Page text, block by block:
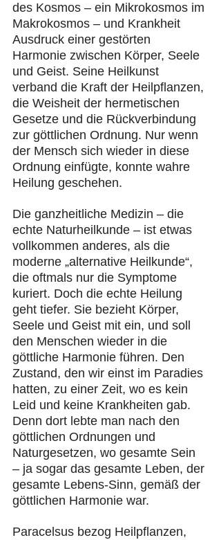
des Kosmos – ein Mikrokosmos im
Makrokosmos – und Krankheit
Ausdruck einer gestörten
Harmonie zwischen Körper, Seele
und Geist. Seine Heilkunst
verband die Kraft der Heilpflanzen,
die Weisheit der hermetischen
Gesetze und die Rückverbindung
zur göttlichen Ordnung. Nur wenn
der Mensch sich wieder in diese
Ordnung einfügte, konnte wahre
Heilung geschehen.
Die ganzheitliche Medizin – die
echte Naturheilkunde – ist etwas
vollkommen anderes, als die
moderne „alternative Heilkunde“,
die oftmals nur die Symptome
kuriert. Doch die echte Heilung
geht tiefer. Sie bezieht Körper,
Seele und Geist mit ein, und soll
den Menschen wieder in die
göttliche Harmonie führen. Den
Zustand, den wir einst im Paradies
hatten, zu einer Zeit, wo es kein
Leid und keine Krankheiten gab.
Denn dort lebte man nach den
göttlichen Ordnungen und
Naturgesetzen, wo gesamte Sein
– ja sogar das gesamte Leben, der
gesamte Lebens-Sinn, gemäß der
göttlichen Harmonie war.
Paracelsus bezog Heilpflanzen,